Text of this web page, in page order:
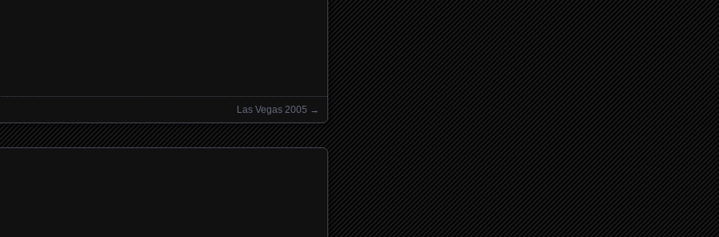
Las Vegas 2005 →